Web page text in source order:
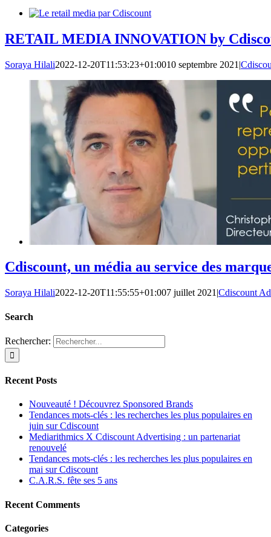
RETAIL MEDIA INNOVATION by
Soraya Hilali2022-12-20T11:53:23+01:0010 septembre 2021 |
Cdiscount, un média au service des
Soraya Hilali2022-12-20T11:55:55+01:007 juillet 2021 |Cdiscount
Search
Rechercher:
Recent Posts
Nouveauté ! Découvrez Sponsored Brands
Tendances mots-clés : les recherches les plus populaires en
juin sur Cdiscount
Mediarithmics X Cdiscount Advertising : un partenariat
renouvelé
Tendances mots-clés : les recherches les plus populaires en
mai sur Cdiscount
C.A.R.S. fête ses 5 ans
Recent Comments
Categories